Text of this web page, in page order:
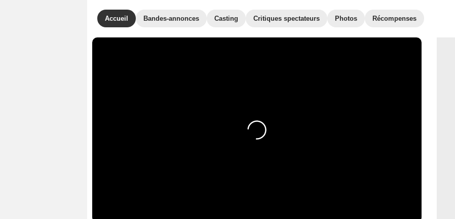
Accueil Bandes-annonces Casting Critiques spectateurs Photos Récompenses